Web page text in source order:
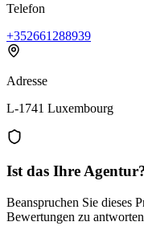
Telefon
+352661288939
Adresse
L-1741 Luxembourg
Ist das Ihre
Beanspruchen Sie dieses
Bewertungen zu